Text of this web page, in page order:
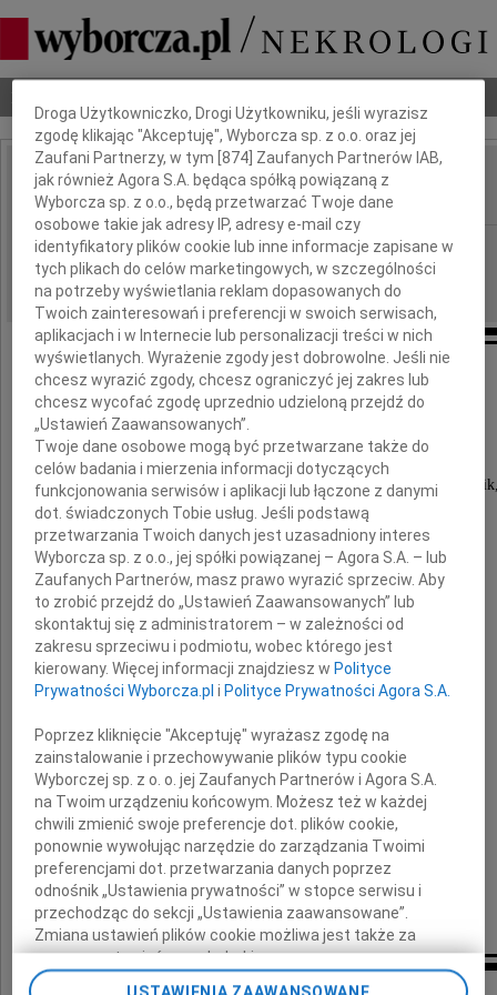
IMIĘ I NAZWISKO: Teresa Królikowska
REGION: Radom
DATA EMISJI: 09.07.2011
Odeszła
Teresa Królikowska
wspaniały, dobry Człowiek, pedagog,
Radna Rady Miejskiej.
Wyrazy szczerego współczucia
Rodzinie i Najbliższym
Adam Włodarczyk i przyjaciele
Dbamy o Twoją prywatność
Droga Użytkowniczko, Drogi Użytkowniku, jeśli wyrazisz
zgodę klikając "Akceptuję", Wyborcza sp. z o.o. oraz jej
Zaufani Partnerzy, w tym [874] Zaufanych Partnerów IAB,
jak również Agora S.A. będąca spółką powiązaną z
Wyborcza sp. z o.o., będą przetwarzać Twoje dane
osobowe takie jak adresy IP, adresy e-mail czy
identyfikatory plików cookie lub inne informacje zapisane w
tych plikach do celów marketingowych, w szczególności
na potrzeby wyświetlania reklam dopasowanych do
Twoich zainteresowań i preferencji w swoich serwisach,
aplikacjach i w Internecie lub personalizacji treści w nich
wyświetlanych. Wyrażenie zgody jest dobrowolne. Jeśli nie
chcesz wyrazić zgody, chcesz ograniczyć jej zakres lub
chcesz wycofać zgodę uprzednio udzieloną przejdź do
„Ustawień Zaawansowanych”.
Twoje dane osobowe mogą być przetwarzane także do
celów badania i mierzenia informacji dotyczących
funkcjonowania serwisów i aplikacji lub łączone z danymi
dot. świadczonych Tobie usług. Jeśli podstawą
przetwarzania Twoich danych jest uzasadniony interes
Wyborcza sp. z o.o., jej spółki powiązanej – Agora S.A. – lub
Zaufanych Partnerów, masz prawo wyrazić sprzeciw. Aby
to zrobić przejdź do „Ustawień Zaawansowanych” lub
skontaktuj się z administratorem – w zależności od
zakresu sprzeciwu i podmiotu, wobec którego jest
kierowany. Więcej informacji znajdziesz wPolityce
Prywatności Wyborcza.pl iPolityce Prywatności Agora S.A.
Poprzez kliknięcie "Akceptuję" wyrażasz zgodę na
zainstalowanie i przechowywanie plików typu cookie
Wyborczej sp. z o. o. jej Zaufanych Partnerów i Agora S.A.
na Twoim urządzeniu końcowym. Możesz też w każdej
chwili zmienić swoje preferencje dot. plików cookie,
ponownie wywołując narzędzie do zarządzania Twoimi
preferencjami dot. przetwarzania danych poprzez
odnośnik „Ustawienia prywatności” w stopce serwisu i
przechodząc do sekcji „Ustawienia zaawansowane”.
Zmiana ustawień plików cookie możliwa jest także za
pomocą ustawień przeglądarki.
USTAWIENIA ZAAWANSOWANE